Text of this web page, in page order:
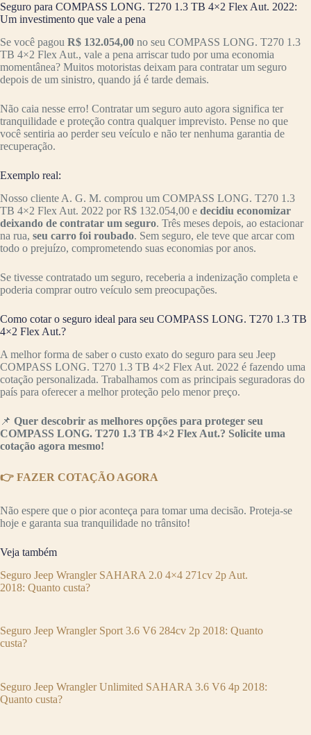
Seguro para COMPASS LONG. T270 1.3 TB 4×2 Flex Aut. 2022:
Um investimento que vale a pena
Se você pagou R$ 132.054,00 no seu COMPASS LONG. T270 1.3
TB 4×2 Flex Aut., vale a pena arriscar tudo por uma economia
momentânea? Muitos motoristas deixam para contratar um seguro
depois de um sinistro, quando já é tarde demais.
Não caia nesse erro! Contratar um seguro auto agora significa ter
tranquilidade e proteção contra qualquer imprevisto. Pense no que
você sentiria ao perder seu veículo e não ter nenhuma garantia de
recuperação.
Exemplo real:
Nosso cliente A. G. M. comprou um COMPASS LONG. T270 1.3
TB 4×2 Flex Aut. 2022 por R$ 132.054,00 e decidiu economizar
deixando de contratar um seguro. Três meses depois, ao estacionar
na rua, seu carro foi roubado. Sem seguro, ele teve que arcar com
todo o prejuízo, comprometendo suas economias por anos.
Se tivesse contratado um seguro, receberia a indenização completa e
poderia comprar outro veículo sem preocupações.
Como cotar o seguro ideal para seu COMPASS LONG. T270 1.3 TB
4×2 Flex Aut.?
A melhor forma de saber o custo exato do seguro para seu Jeep
COMPASS LONG. T270 1.3 TB 4×2 Flex Aut. 2022 é fazendo uma
cotação personalizada. Trabalhamos com as principais seguradoras do
país para oferecer a melhor proteção pelo menor preço.
📌 Quer descobrir as melhores opções para proteger seu
COMPASS LONG. T270 1.3 TB 4×2 Flex Aut.? Solicite uma
cotação agora mesmo!
👉 FAZER COTAÇÃO AGORA
Não espere que o pior aconteça para tomar uma decisão. Proteja-se
hoje e garanta sua tranquilidade no trânsito!
Veja também
Seguro Jeep Wrangler SAHARA 2.0 4×4 271cv 2p Aut.
2018: Quanto custa?
Seguro Jeep Wrangler Sport 3.6 V6 284cv 2p 2018: Quanto
custa?
Seguro Jeep Wrangler Unlimited SAHARA 3.6 V6 4p 2018:
Quanto custa?